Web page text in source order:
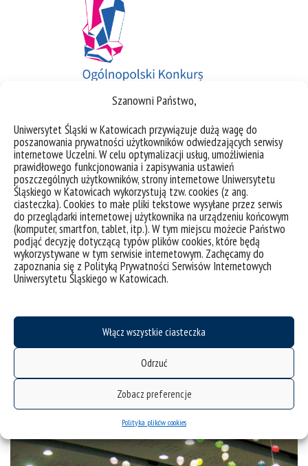
Szanowni Państwo,
Uniwersytet Śląski w Katowicach przywiązuje dużą wagę do
poszanowania prywatności użytkowników odwiedzających serwisy
internetowe Uczelni. W celu optymalizacji usług, umożliwienia
prawidłowego funkcjonowania i zapisywania ustawień
poszczególnych użytkowników, strony internetowe Uniwersytetu
Śląskiego w Katowicach wykorzystują tzw. cookies (z ang.
ciasteczka). Cookies to małe pliki tekstowe wysyłane przez serwis
do przeglądarki internetowej użytkownika na urządzeniu końcowym
(komputer, smartfon, tablet, itp.). W tym miejscu możecie Państwo
podjąć decyzję dotyczącą typów plików cookies, które będą
wykorzystywane w tym serwisie internetowym. Zachęcamy do
zapoznania się z Polityką Prywatności Serwisów Internetowych
Uniwersytetu Śląskiego w Katowicach.
Włącz wszystkie ciasteczka
Odrzuć
Zobacz preferencje
Polityka plików cookies
Ogólnopolski Konkurs Wzrostu Kryształów dla Młodzieży
Szkolnej
Ogólnopolski Dzień Inżynierii Materiałowej